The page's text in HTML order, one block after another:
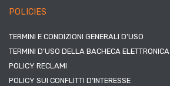
POLICIES
TERMINI E CONDIZIONI GENERALI D’USO
TERMINI D’USO DELLA BACHECA ELETTRONICA
POLICY RECLAMI
POLICY SUI CONFLITTI D’INTERESSE